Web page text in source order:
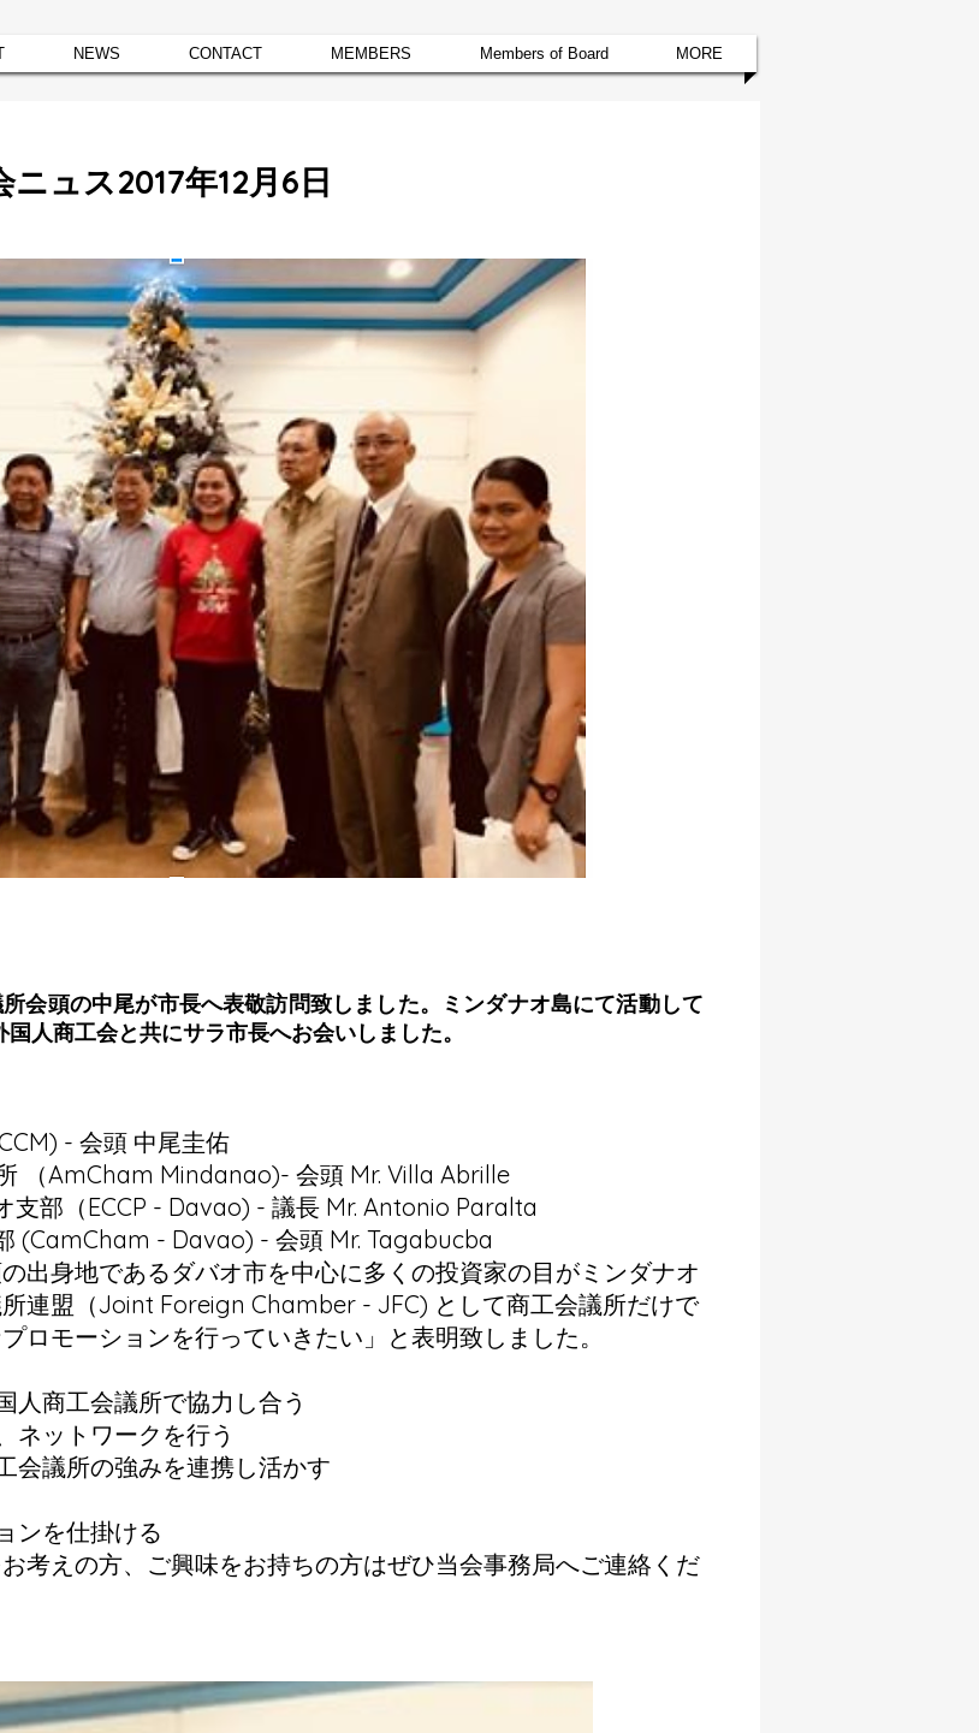
NEWS CONTACT MEMBERS Members of Board MORE
ュス2017年12月6日
会頭の中尾が市長へ表敬訪問致しました。ミンダナオ島にて活動して
人商工会と共にサラ市長へお会いしました。
- 会頭 中尾圭佑
（AmCham Mindanao)- 会頭 Mr. Villa Abrille
支部（ECCP - Davao) - 議長 Mr. Antonio Paralta
(CamCham - Davao) - 会頭 Mr. Tagabucba
出身地であるダバオ市を中心に多くの投資家の目がミンダナオ
連盟（Joint Foreign Chamber - JFC) として商工会議所だけで
ロモーションを行っていきたい」と表明致しました。
人商工会議所で協力し合う
ネットワークを行う
会議所の強みを連携し活かす
ンを仕掛ける
考えの方、ご興味をお持ちの方はぜひ当会事務局へご連絡くだ